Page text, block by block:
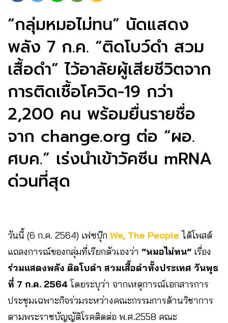
“กลุ่มหมอไม่ทน” นัดแสดง
พลัง 7 ก.ค. “ติดโบว์ดำ สวม
เสื้อดำ” ไว้อาลัยผู้เสียชีวิตจาก
การติดเชื้อโควิด-19 กว่า
2,200 คน พร้อมยื่นรายชื่อ
จาก change.org ต่อ “ผอ.
ศบค.” เร่งนำเข้าวัคซีน mRNA
ด่วนที่สุด
วันนี้ (6 ก.ค. 2564) เฟซบุ๊ก We, The People ได้โพสต์
แถลงการณ์ของกลุ่มที่เรียกตัวเองว่า “หมอไม่ทน” เรื่อง
ร่วมแสดงพลัง ติดโบดำ สวมเสื้อดำทั้งประเทศ วันพุธ
ที่ 7 ก.ค. 2564 โดยระบุว่า จากเหตุการณ์เอกสารการ
ประชุมเฉพาะกิจร่วมระหว่างคณะกรรมการด้านวิชาการ
ตามพระราชบัญญัติโรคติดต่อ พ.ศ.2558 คณะ